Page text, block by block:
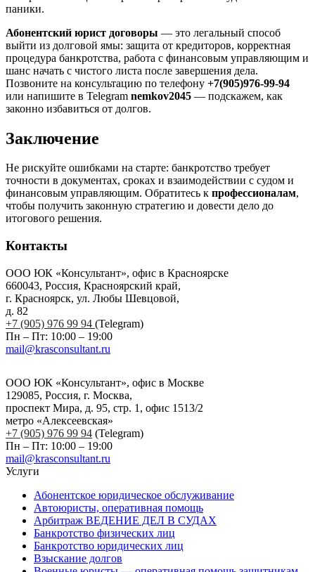
паники.
Абонентский юрист договоры — это легальный способ
выйти из долговой ямы: защита от кредиторов, корректная
процедура банкротства, работа с финансовым управляющим и
шанс начать с чистого листа после завершения дела.
Позвоните на консультацию по телефону +7(905)976-99-94
или напишите в Telegram nemkov2045 — подскажем, как
законно избавиться от долгов.
Заключение
Не рискуйте ошибками на старте: банкротство требует
точности в документах, сроках и взаимодействии с судом и
финансовым управляющим. Обратитесь к профессионалам,
чтобы получить законную стратегию и довести дело до
итогового решения.
Контакты
ООО ЮК «Консультант», офис в Красноярске
660043, Россия, Красноярский край,
г. Красноярск, ул. Любы Шевцовой,
д. 82
+7 (905) 976 99 94 (Telegram)
Пн – Пт: 10:00 – 19:00
mail@krasconsultant.ru
ООО ЮК «Консультант», офис в Москве
129085, Россия, г. Москва,
проспект Мира, д. 95, стр. 1, офис 1513/2
метро «Алексеевская»
+7 (905) 976 99 94 (Telegram)
Пн – Пт: 10:00 – 19:00
mail@krasconsultant.ru
Услуги
Абонентское юридическое обслуживание
Автоюристы, оперативная помощь
Арбитраж ВЕДЕНИЕ ДЕЛ В СУДАХ
Банкротство физических лиц
Банкротство юридических лиц
Взыскание долгов